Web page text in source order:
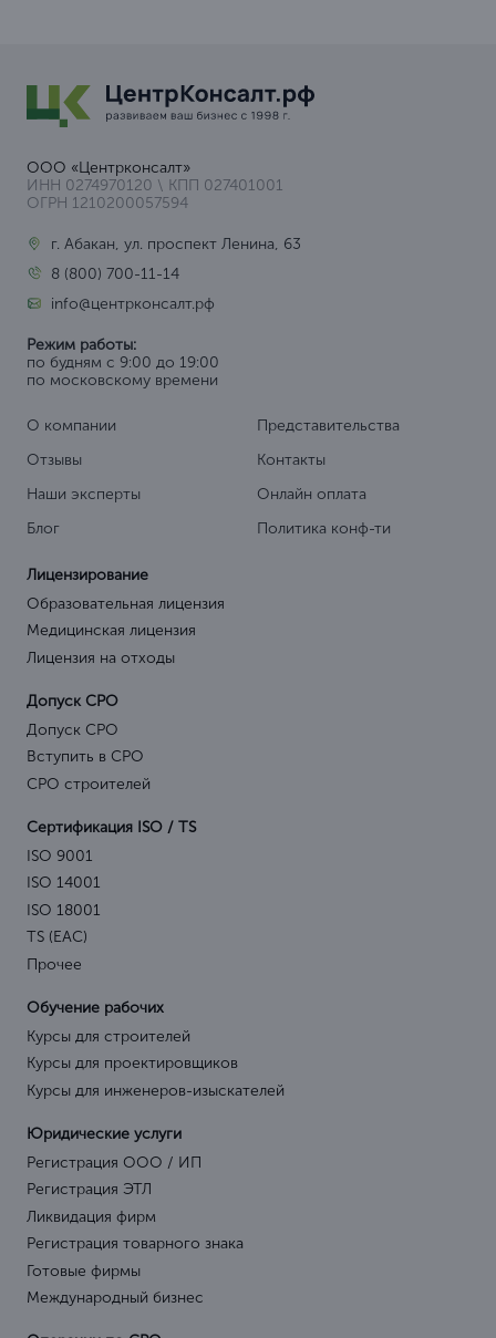
ООО «Центрконсалт»
ИНН 0274970120 \ КПП 027401001
ОГРН 1210200057594
г. Абакан, ул. проспект Ленина, 63
8 (800) 700-11-14
info@центрконсалт.рф
Режим работы:
по будням с 9:00 до 19:00
по московскому времени
О компании
Отзывы
Наши эксперты
Блог
Представительства
Контакты
Онлайн оплата
Политика конф-ти
Лицензирование
Образовательная лицензия
Медицинская лицензия
Лицензия на отходы
Допуск СРО
Допуск СРО
Вступить в СРО
СРО строителей
Сертификация ISO / TS
ISO 9001
ISO 14001
ISO 18001
TS (EAC)
Прочее
Обучение рабочих
Курсы для строителей
Курсы для проектировщиков
Курсы для инженеров-изыскателей
Юридические услуги
Регистрация ООО / ИП
Регистрация ЭТЛ
Ликвидация фирм
Регистрация товарного знака
Готовые фирмы
Международный бизнес